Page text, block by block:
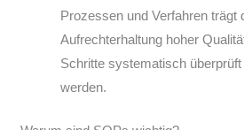
Prozessen und Verfahren trägt
Aufrechterhaltung hoher
Schritte systematisch
werden.